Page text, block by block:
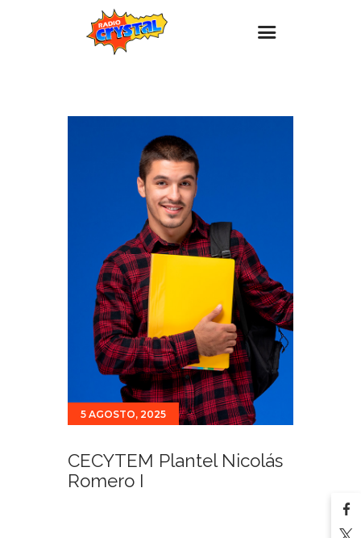
Promociones
Contacto
5 AGOSTO, 2025
CECYTEM Plantel Nicolás
Romero I